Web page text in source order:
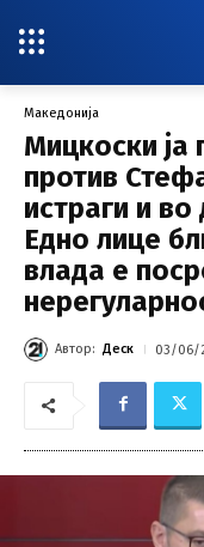
Македонија
Мицкоски ја
против
истраги и во
Едно лице
влада е
Автор: Деск 03/06/